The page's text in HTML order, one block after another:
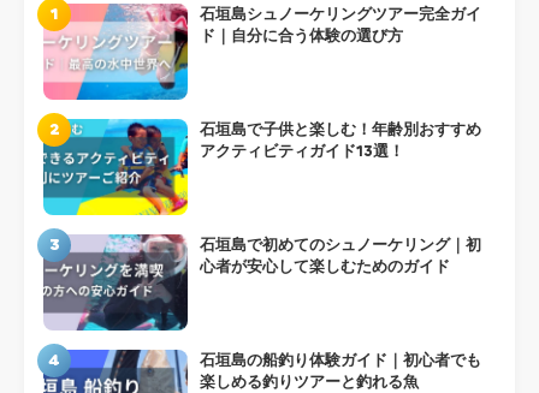
1
石垣島シュノーケリングツアー完全ガイ
ド｜自分に合う体験の選び方
2
石垣島で子供と楽しむ！年齢別おすすめ
アクティビティガイド13選！
3
石垣島で初めてのシュノーケリング｜初
心者が安心して楽しむためのガイド
4
石垣島の船釣り体験ガイド｜初心者でも
楽しめる釣りツアーと釣れる魚